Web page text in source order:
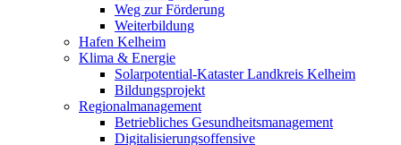
Weg zur Förderung
Weiterbildung
Hafen Kelheim
Klima & Energie
Solarpotential-Kataster Landkreis Kelheim
Bildungsprojekt
Regionalmanagement
Betriebliches Gesundheitsmanagement
Digitalisierungsoffensive